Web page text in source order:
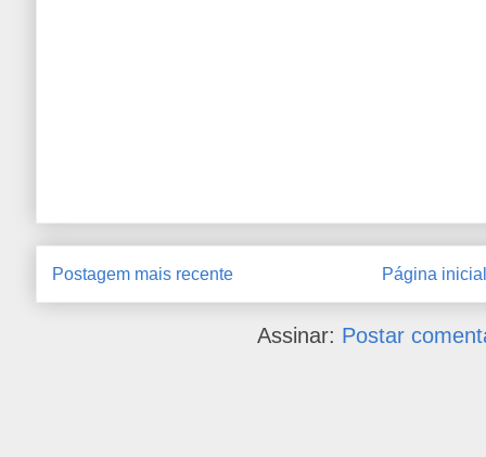
Postagem mais recente Página inicial
Assinar: Postar